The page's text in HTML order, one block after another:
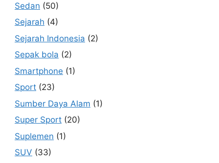
Sedan (50)
Sejarah (4)
Sejarah Indonesia (2)
Sepak bola (2)
Smartphone (1)
Sport (23)
Sumber Daya Alam (1)
Super Sport (20)
Suplemen (1)
SUV (33)